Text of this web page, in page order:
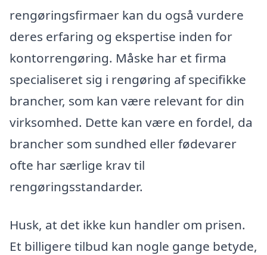
rengøringsfirmaer kan du også vurdere
deres erfaring og ekspertise inden for
kontorrengøring. Måske har et firma
specialiseret sig i rengøring af specifikke
brancher, som kan være relevant for din
virksomhed. Dette kan være en fordel, da
brancher som sundhed eller fødevarer
ofte har særlige krav til
rengøringsstandarder.
Husk, at det ikke kun handler om prisen.
Et billigere tilbud kan nogle gange betyde,